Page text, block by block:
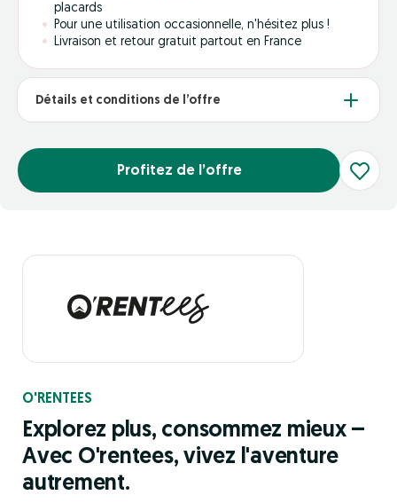
placards
Pour une utilisation occasionnelle, n'hésitez plus !
Livraison et retour gratuit partout en France
Détails et conditions de l’offre
Profitez de l’offre
O'RENTEES
Explorez plus, consommez mieux –
Avec O'rentees, vivez l'aventure
autrement.